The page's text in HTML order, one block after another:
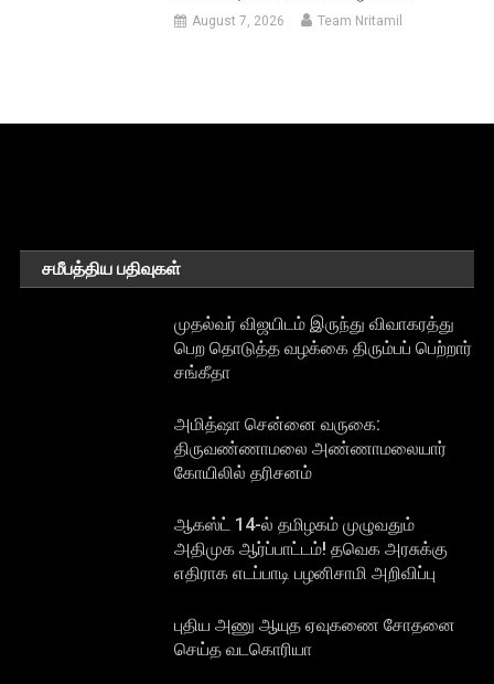
August 7, 2026 Team Nritamil
சமீபத்திய பதிவுகள்
முதல்வர் விஜயிடம் இருந்து விவாகரத்து
பெற தொடுத்த வழக்கை திரும்பப் பெற்றார்
சங்கீதா
அமித்ஷா சென்னை வருகை:
திருவண்ணாமலை அண்ணாமலையார்
கோயிலில் தரிசனம்
ஆகஸ்ட் 14-ல் தமிழகம் முழுவதும்
அதிமுக ஆர்ப்பாட்டம்! தவெக அரசுக்கு
எதிராக எடப்பாடி பழனிசாமி அறிவிப்பு
புதிய அணு ஆயுத ஏவுகணை சோதனை
செய்த வடகொரியா